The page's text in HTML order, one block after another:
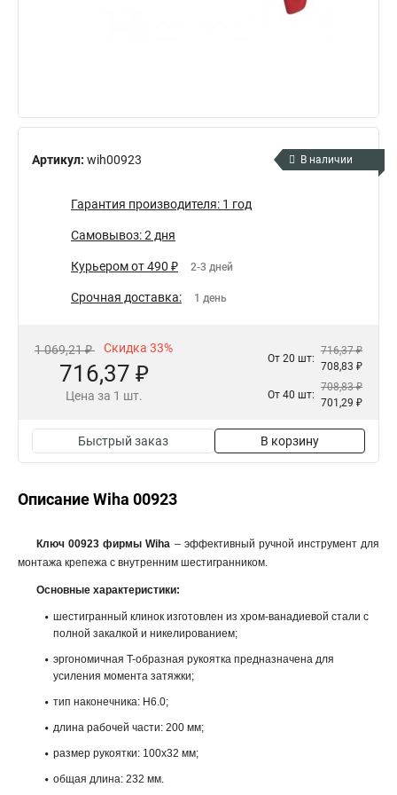
Артикул: wih00923 В наличии
Гарантия производителя: 1 год
Самовывоз: 2 дня
Курьером от 490 ₽ 2-3 дней
Срочная доставка: 1 день
1 069,21 ₽ Скидка 33%
716,37 ₽
Цена за 1 шт.
От 20 шт:
716,37 ₽
708,83 ₽
От 40 шт:
708,83 ₽
701,29 ₽
Быстрый заказ В корзину
Описание Wiha 00923
Ключ 00923 фирмы Wiha – эффективный ручной инструмент для
монтажа крепежа с внутренним шестигранником.
Основные характеристики:
шестигранный клинок изготовлен из хром-ванадиевой стали с
полной закалкой и никелированием;
эргономичная T-образная рукоятка предназначена для
усиления момента затяжки;
тип наконечника: H6.0;
длина рабочей части: 200 мм;
размер рукоятки: 100x32 мм;
общая длина: 232 мм.